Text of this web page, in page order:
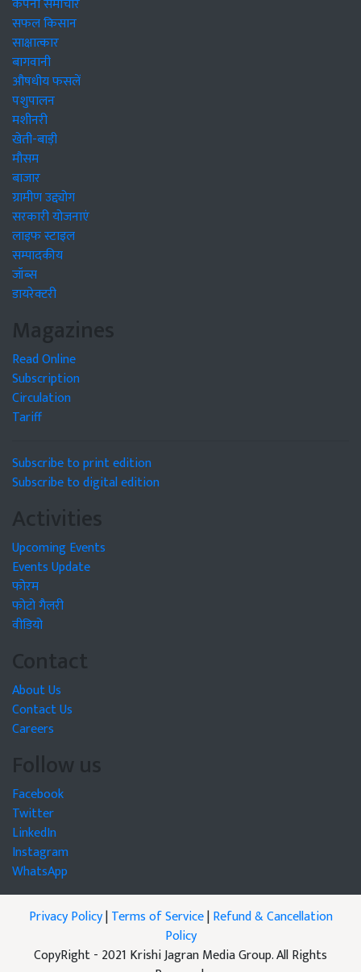
सफल किसान
साक्षात्कार
बागवानी
औषधीय फसलें
पशुपालन
मशीनरी
खेती-बाड़ी
मौसम
बाजार
ग्रामीण उद्द्योग
सरकारी योजनाएं
लाइफ स्टाइल
सम्पादकीय
जॉब्स
डायरेक्टरी
Magazines
Read Online
Subscription
Circulation
Tariff
Subscribe to print edition
Subscribe to digital edition
Activities
Upcoming Events
Events Update
फोरम
फोटो गैलरी
वीडियो
Contact
About Us
Contact Us
Careers
Follow us
Facebook
Twitter
LinkedIn
Instagram
WhatsApp
Privacy Policy|Terms of Service|Refund & Cancellation
Policy
CopyRight - 2021 Krishi Jagran Media Group. All Rights